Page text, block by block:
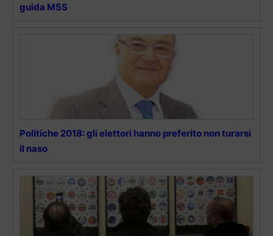
guida M5S
Politiche 2018: gli elettori hanno preferito non turarsi
il naso